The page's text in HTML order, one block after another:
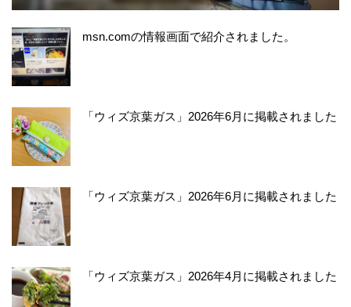
msn.comの情報画面で紹介されました。
「ウィズ京葉ガス」2026年6月に掲載されました
「ウィズ京葉ガス」2026年6月に掲載されました
「ウィズ京葉ガス」2026年4月に掲載されました